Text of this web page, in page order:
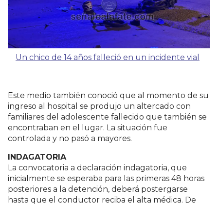
Un chico de 14 años falleció en un incidente vial
Este medio también conoció que al momento de su
ingreso al hospital se produjo un altercado con
familiares del adolescente fallecido que también se
encontraban en el lugar. La situación fue
controlada y no pasó a mayores.
INDAGATORIA
La convocatoria a declaración indagatoria, que
inicialmente se esperaba para las primeras 48 horas
posteriores a la detención, deberá postergarse
hasta que el conductor reciba el alta médica. De